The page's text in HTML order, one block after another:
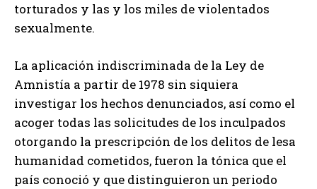
torturados y las y los miles de violentados
sexualmente.
La aplicación indiscriminada de la Ley de
Amnistía a partir de 1978 sin siquiera
investigar los hechos denunciados, así como el
acoger todas las solicitudes de los inculpados
otorgando la prescripción de los delitos de lesa
humanidad cometidos, fueron la tónica que el
país conoció y que distinguieron un periodo